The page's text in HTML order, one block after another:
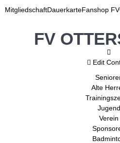
MitgliedschaftDauerkarteFanshop
FV
Edit
Alte
Jugend
Verein